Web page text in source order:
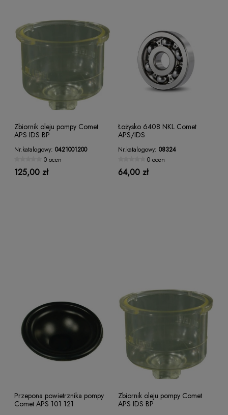
Zbiornik oleju pompy Comet
APS IDS BP
Nr.katalogowy: 0421001200
0 ocen
125,00 zł
Łożysko 6408 NKL Comet
APS/IDS
Nr.katalogowy: 08324
0 ocen
64,00 zł
Przepona powietrznika pompy
Comet APS 101 121
Zbiornik oleju pompy Comet
APS IDS BP